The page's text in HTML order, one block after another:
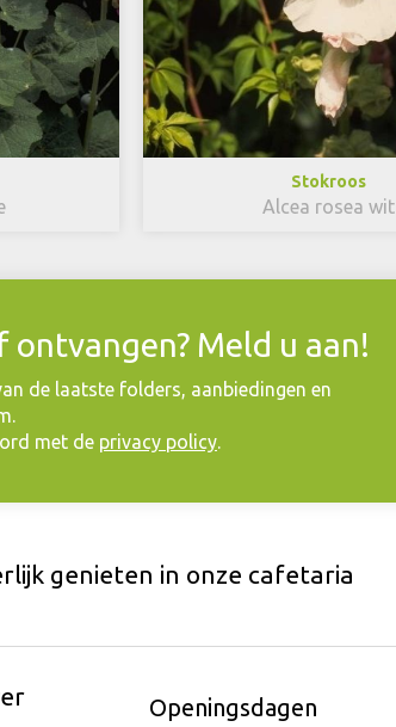
Stokroos
Alcea rosea wit
ontvangen? Meld u aan!
de laatste folders, aanbiedingen en
met de privacy policy.
genieten in onze cafetaria
Openingsdagen